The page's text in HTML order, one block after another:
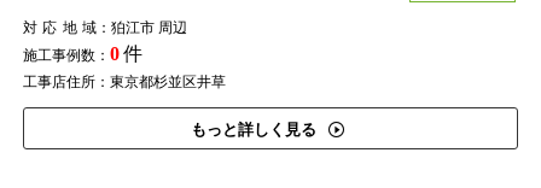
対応地域：狛江市 周辺
施工事例数： 0件
工事店住所：東京都杉並区井草
もっと詳しく見る